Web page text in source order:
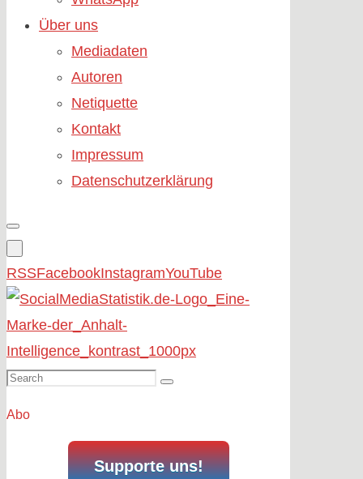
Über uns
Mediadaten
Autoren
Netiquette
Kontakt
Impressum
Datenschutzerklärung
RSSFacebookInstagramYouTube
Search
Search
Abo
Supporte uns!